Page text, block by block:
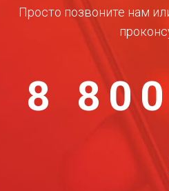
Просто позвоните нам
8